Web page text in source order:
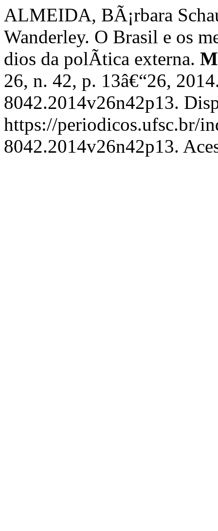
ALMEIDA, BÃ¡rbara
Wanderley. O Brasil e os
dios da polÃ­tica externa.
26, n. 42, p. 13â€“26,
8042.2014v26n42p13.
https://periodicos.ufsc.br/
8042.2014v26n42p13.